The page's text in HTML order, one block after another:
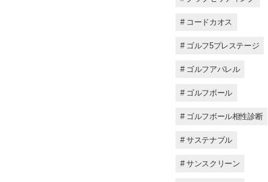
# コードカオス
# ゴルフ5プレステージ
# ゴルフアパレル
# ゴルフボール
# ゴルフボール相性診断
# サステナブル
# サンスクリーン